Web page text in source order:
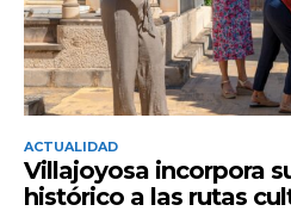
ACTUALIDAD
Villajoyosa incorpora
histórico a las rutas